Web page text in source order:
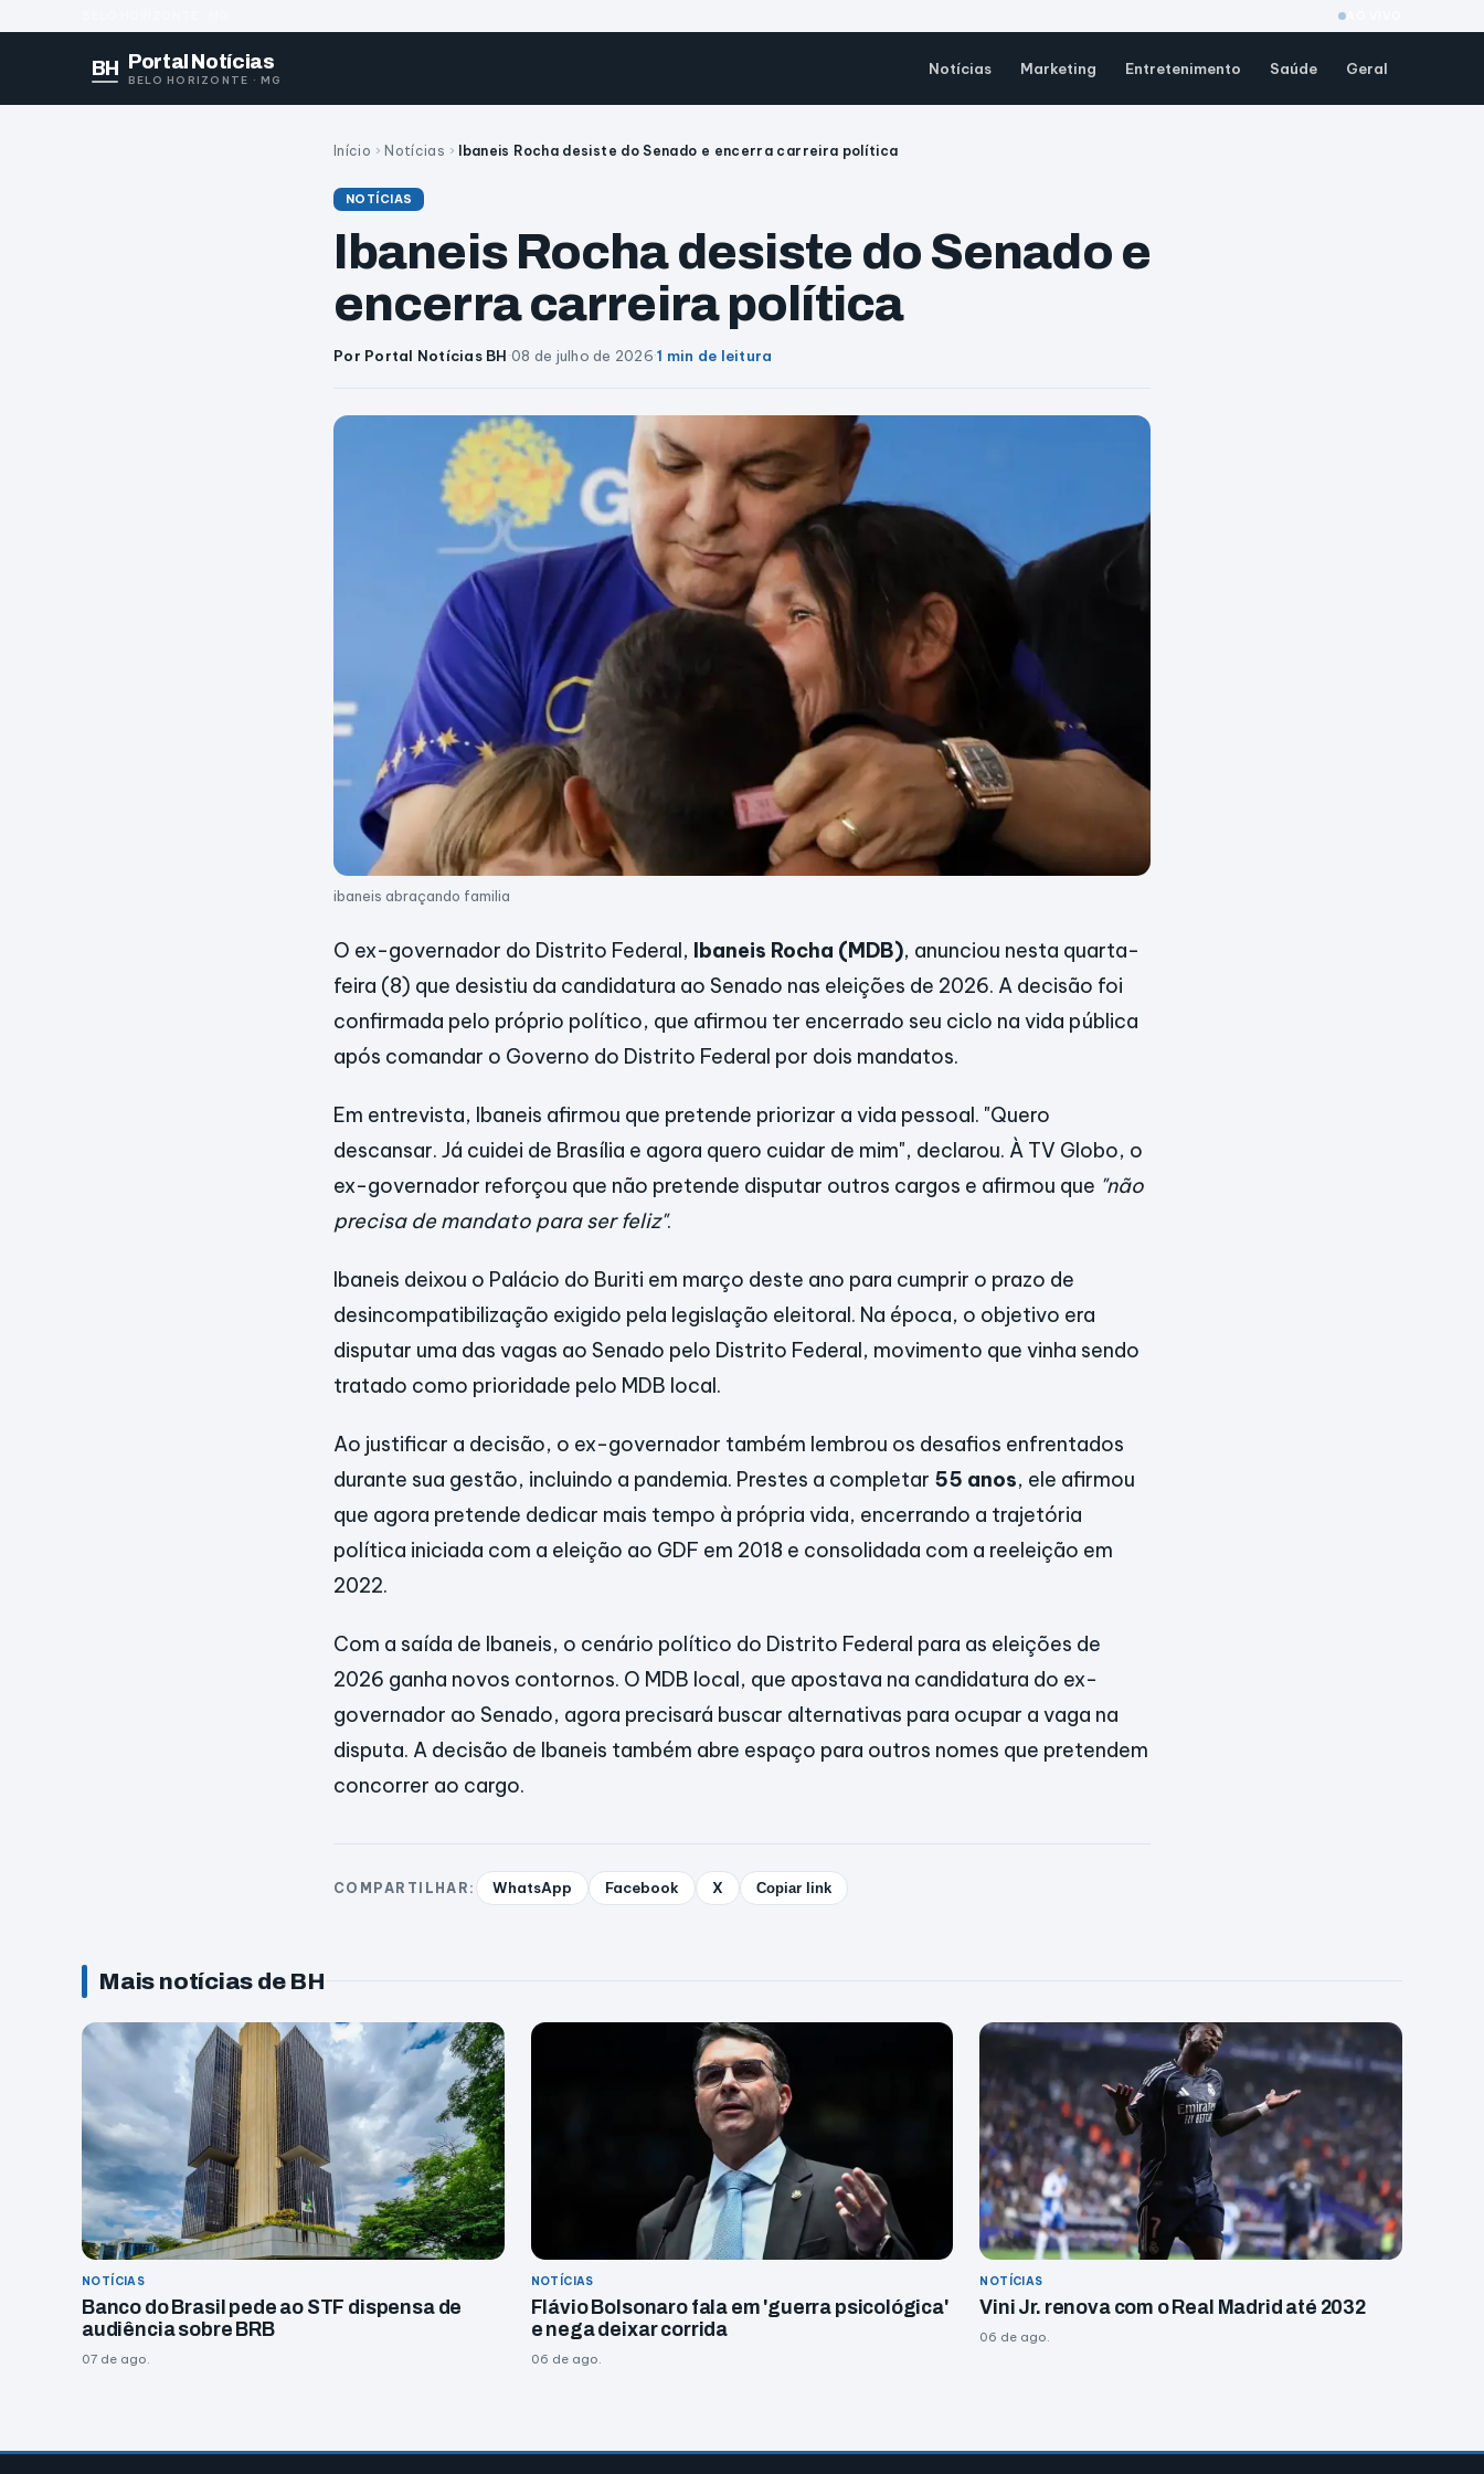
BH Portal Notícias
BELO HORIZONTE · MG
Notícias Marketing Entretenimento Saúde Geral
Início › Notícias › Ibaneis Rocha desiste do Senado e encerra carreira política
NOTÍCIAS
Ibaneis Rocha desiste do Senado e
encerra carreira política
Por Portal Notícias BH·08 de julho de 2026·1 min de leitura
ibaneis abraçando familia
O ex-governador do Distrito Federal, Ibaneis Rocha (MDB), anunciou nesta quarta-
feira (8) que desistiu da candidatura ao Senado nas eleições de 2026. A decisão foi
confirmada pelo próprio político, que afirmou ter encerrado seu ciclo na vida pública
após comandar o Governo do Distrito Federal por dois mandatos.
Em entrevista, Ibaneis afirmou que pretende priorizar a vida pessoal. "Quero
descansar. Já cuidei de Brasília e agora quero cuidar de mim", declarou. À TV Globo, o
ex-governador reforçou que não pretende disputar outros cargos e afirmou que "não
precisa de mandato para ser feliz".
Ibaneis deixou o Palácio do Buriti em março deste ano para cumprir o prazo de
desincompatibilização exigido pela legislação eleitoral. Na época, o objetivo era
disputar uma das vagas ao Senado pelo Distrito Federal, movimento que vinha sendo
tratado como prioridade pelo MDB local.
Ao justificar a decisão, o ex-governador também lembrou os desafios enfrentados
durante sua gestão, incluindo a pandemia. Prestes a completar 55 anos, ele afirmou
que agora pretende dedicar mais tempo à própria vida, encerrando a trajetória
política iniciada com a eleição ao GDF em 2018 e consolidada com a reeleição em
2022.
Com a saída de Ibaneis, o cenário político do Distrito Federal para as eleições de
2026 ganha novos contornos. O MDB local, que apostava na candidatura do ex-
governador ao Senado, agora precisará buscar alternativas para ocupar a vaga na
disputa. A decisão de Ibaneis também abre espaço para outros nomes que pretendem
concorrer ao cargo.
COMPARTILHAR: WhatsApp Facebook X Copiar link
Mais notícias de BH
NOTÍCIAS
Banco do Brasil pede ao STF dispensa de
audiência sobre BRB
07 de ago.
NOTÍCIAS
Flávio Bolsonaro fala em 'guerra psicológica'
e nega deixar corrida
06 de ago.
NOTÍCIAS
Vini Jr. renova com o Real Madrid até 2032
06 de ago.